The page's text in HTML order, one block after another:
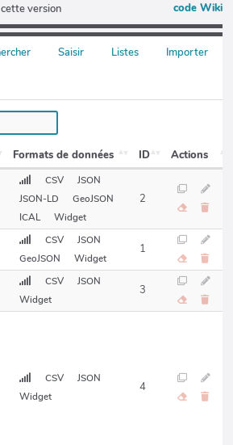
cette version
code Wiki